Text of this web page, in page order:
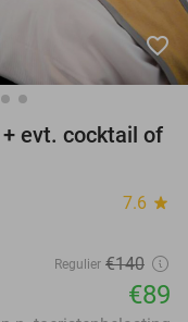
favorite_border
evt. cocktail of
7.6 star
Regulier €140
€89